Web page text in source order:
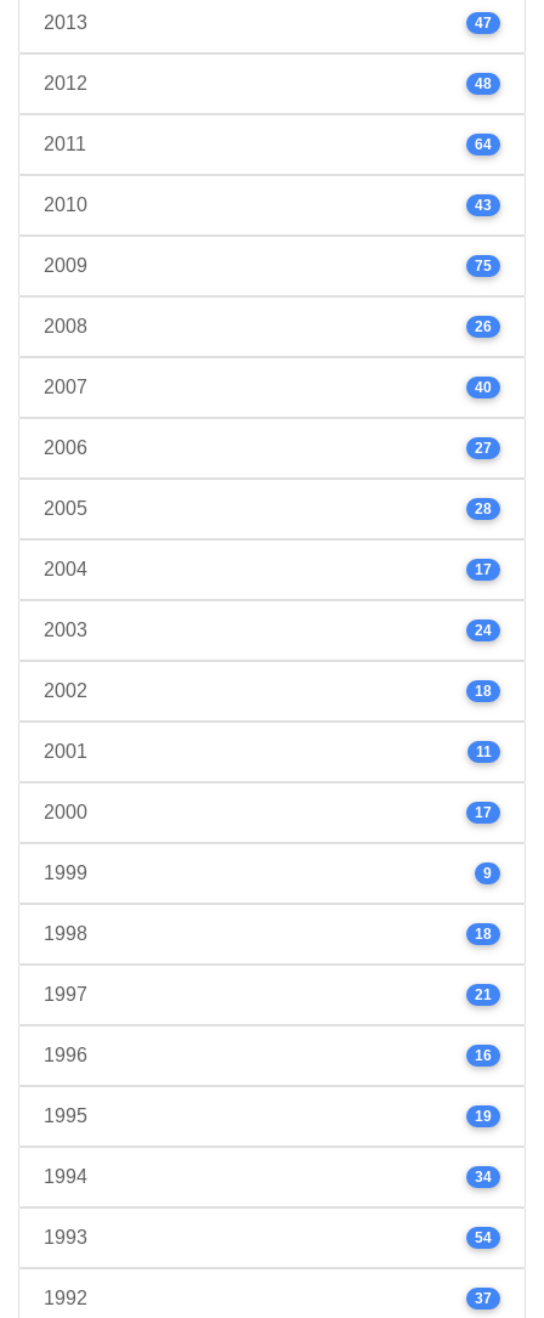
2013 47
2012 48
2011 64
2010 43
2009 75
2008 26
2007 40
2006 27
2005 28
2004 17
2003 24
2002 18
2001 11
2000 17
1999 9
1998 18
1997 21
1996 16
1995 19
1994 34
1993 54
1992 37